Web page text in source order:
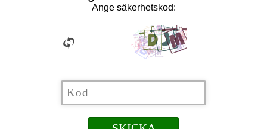
Ange säkerhetskod: